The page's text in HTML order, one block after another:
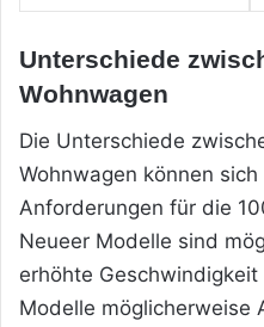
Unterschiede
Wohnwagen
Die Unterschiede
Wohnwagen können
Anforderungen für die
Neueer Modelle sind
erhöhte
Modelle möglicherweise